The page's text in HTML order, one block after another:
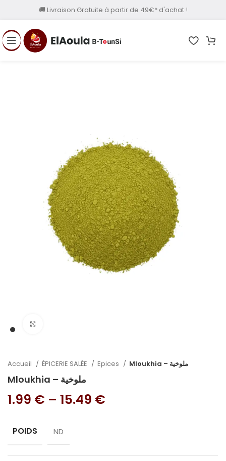
🚚 Livraison Gratuite à partir de 49€* d'achat !
Accueil ÉPICERIE SALÉE Epices Mloukhia – ملوخية
Mloukhia – ملوخية
1.99 € –15.49 €
POIDS ND